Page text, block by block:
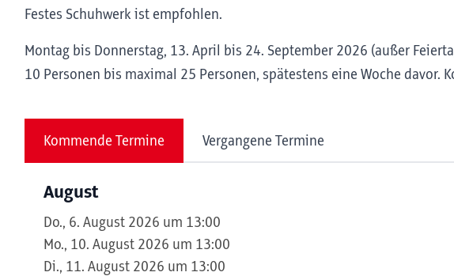
Festes Schuhwerk ist empfohlen.
Montag bis Donnerstag, 13. April bis 24. September 2026 (außer
10 Personen bis maximal 25 Personen, spätestens eine Woche davor.
Kommende Termine Vergangene Termine
August
Do., 6. August 2026 um 13:00
Mo., 10. August 2026 um 13:00
Di., 11. August 2026 um 13:00